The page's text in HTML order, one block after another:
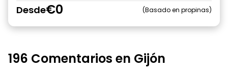
Desde€0 Basado en propinas
196 Comentarios en Gijón